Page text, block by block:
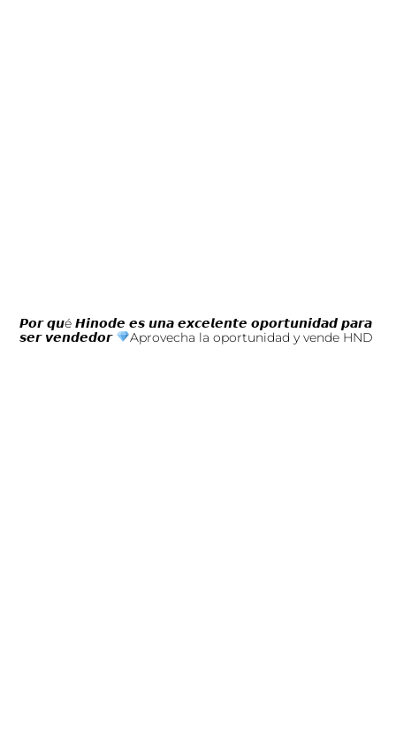
𝙋𝙤𝙧 𝙦𝙪é 𝙃𝙞𝙣𝙤𝙙𝙚 𝙚𝙨 𝙪𝙣𝙖 𝙚𝙭𝙘𝙚𝙡𝙚𝙣𝙩𝙚 𝙤𝙥𝙤𝙧𝙩𝙪𝙣𝙞𝙙𝙖𝙙 𝙥𝙖𝙧𝙖
𝙨𝙚𝙧 𝙫𝙚𝙣𝙙𝙚𝙙𝙤𝙧
Aprovecha la oportunidad y vende HND